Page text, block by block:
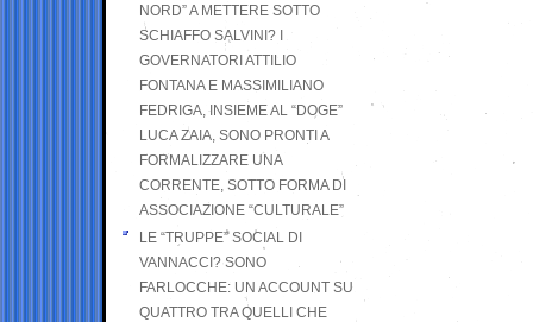
NORD” A METTERE SOTTO
SCHIAFFO SALVINI? I
GOVERNATORI ATTILIO
FONTANA E MASSIMILIANO
FEDRIGA, INSIEME AL “DOGE”
LUCA ZAIA, SONO PRONTI A
FORMALIZZARE UNA
CORRENTE, SOTTO FORMA DI
ASSOCIAZIONE “CULTURALE”
LE “TRUPPE” SOCIAL DI
VANNACCI? SONO
FARLOCCHE: UN ACCOUNT SU
QUATTRO TRA QUELLI CHE